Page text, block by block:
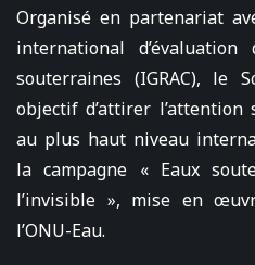
Organisé en partenariat
international
souterraines (IGRAC), le
objectif d’attirer
au plus haut niveau
la campagne « Eaux
l’invisible », mise en
l’ONU-Eau.